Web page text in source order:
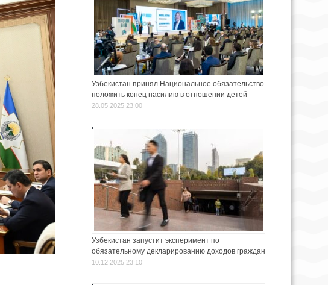
Узбекистан принял Национальное обязательство
положить конец насилию в отношении детей
28.05.2025 23:00
Узбекистан запустит эксперимент по
обязательному декларированию доходов граждан
10.12.2025 23:10